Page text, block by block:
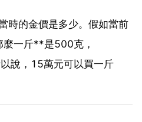
時的金價是多少。假如當前
一斤**是500克，
說，15萬元可以買一斤